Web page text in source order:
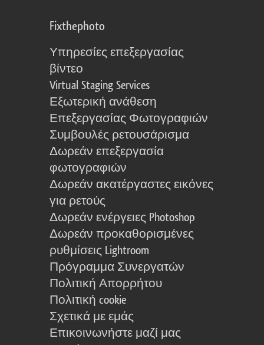
Fixthephoto
Υπηρεσίες επεξεργασίας
βίντεο
Virtual Staging Services
Εξωτερική ανάθεση
Επεξεργασίας Φωτογραφιών
Συμβουλές ρετουσάρισμα
Δωρεάν επεξεργασία
φωτογραφιών
Δωρεάν ακατέργαστες εικόνες
για ρετούς
Δωρεάν ενέργειες Photoshop
Δωρεάν προκαθορισμένες
ρυθμίσεις Lightroom
Πρόγραμμα Συνεργατών
Πολιτική Απορρήτου
Πολιτική cookie
Σχετικά με εμάς
Επικοινωνήστε μαζί μας